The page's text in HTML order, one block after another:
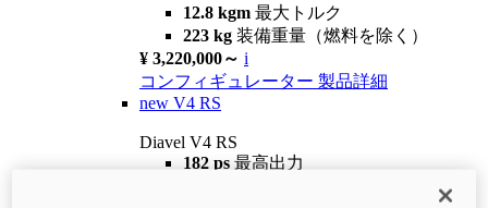
12.8 kgm 最大トルク
223 kg 装備重量（燃料を除く）
¥ 3,220,000～ i
コンフィギュレーター 製品詳細
new V4 RS
Diavel V4 RS
182 ps 最高出力